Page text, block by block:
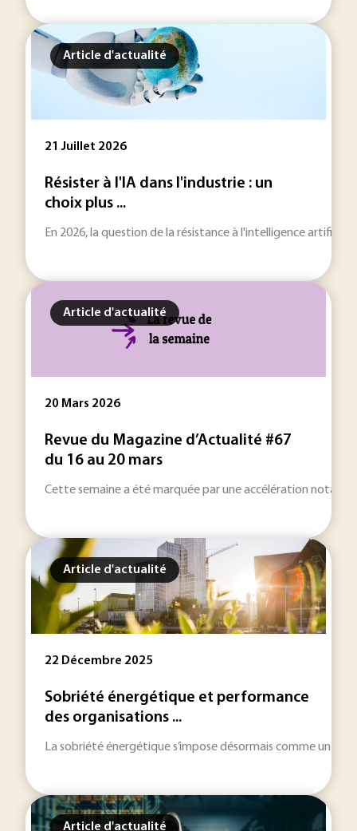
Article d'actualité
21 Juillet 2026
Résister à l'IA dans l'industrie : un
choix plus ...
En 2026, la question de la résistance à l'intelligence
Article d'actualité
20 Mars 2026
Revue du Magazine d’Actualité #67
du 16 au 20 mars
Cette semaine a été marquée par une accélération notable
Article d'actualité
22 Décembre 2025
Sobriété énergétique et performance
des organisations ...
La sobriété énergétique s’impose désormais comme un
Article d'actualité